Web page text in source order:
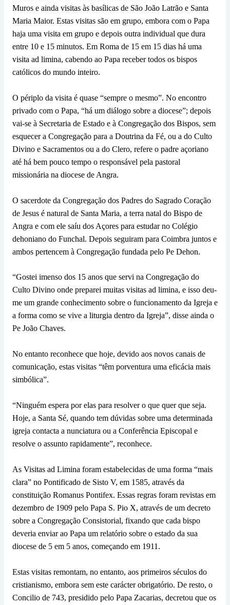
Muros e ainda visitas às basílicas de São João Latrão e Santa
Maria Maior. Estas visitas são em grupo, embora com o Papa
haja uma visita em grupo e depois outra individual que dura
entre 10 e 15 minutos. Em Roma de 15 em 15 dias há uma
visita ad limina, cabendo ao Papa receber todos os bispos
católicos do mundo inteiro.
O périplo da visita é quase “sempre o mesmo”. No encontro
privado com o Papa, “há um diálogo sobre a diocese”; depois
vai-se à Secretaria de Estado e à Congregação dos Bispos, sem
esquecer a Congregação para a Doutrina da Fé, ou a do Culto
Divino e Sacramentos ou a do Clero, refere o padre açoriano
até há bem pouco tempo o responsável pela pastoral
missionária na diocese de Angra.
O sacerdote da Congregação dos Padres do Sagrado Coração
de Jesus é natural de Santa Maria, a terra natal do Bispo de
Angra e com ele saíu dos Açores para estudar no Colégio
dehoniano do Funchal. Depois seguiram para Coimbra juntos e
ambos pertencem à Congregação fundada pelo Pe Dehon.
“Gostei imenso dos 15 anos que servi na Congregação do
Culto Divino onde preparei muitas visitas ad limina, e isso deu-
me um grande conhecimento sobre o funcionamento da Igreja e
a forma como se vive a liturgia dentro da Igreja”, disse ainda o
Pe João Chaves.
No entanto reconhece que hoje, devido aos novos canais de
comunicação, estas visitas “têm porventura uma eficácia mais
simbólica”.
“Ninguém espera por elas para resolver o que quer que seja.
Hoje, a Santa Sé, quando tem dúvidas sobre uma determinada
igreja contacta a nunciatura ou a Conferência Episcopal e
resolve o assunto rapidamente”, reconhece.
As Visitas ad Limina foram estabelecidas de uma forma “mais
clara” no Pontificado de Sisto V, em 1585, através da
constituição Romanus Pontifex. Essas regras foram revistas em
dezembro de 1909 pelo Papa S. Pio X, através de um decreto
sobre a Congregação Consistorial, fixando que cada bispo
deveria enviar ao Papa um relatório sobre o estado da sua
diocese de 5 em 5 anos, começando em 1911.
Estas visitas remontam, no entanto, aos primeiros séculos do
cristianismo, embora sem este carácter obrigatório. De resto, o
Concilio de 743, presidido pelo Papa Zacarias, decretou que os